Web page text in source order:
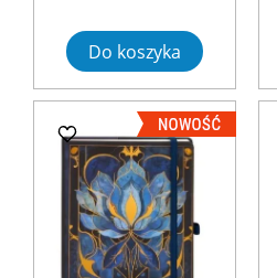
Do koszyka